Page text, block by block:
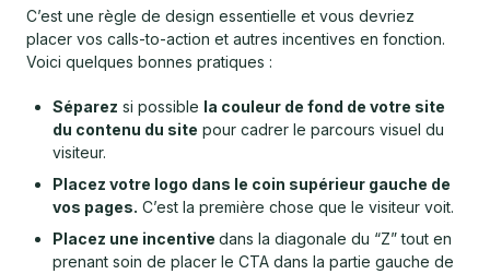
C’est une règle de design essentielle et vous devriez
placer vos calls-to-action et autres incentives en fonction.
Voici quelques bonnes pratiques :
Séparez si possible la couleur de fond de votre site
du contenu du site pour cadrer le parcours visuel du
visiteur.
Placez votre logo dans le coin supérieur gauche de
vos pages. C’est la première chose que le visiteur voit.
Placez une incentive dans la diagonale du “Z” tout en
prenant soin de placer le CTA dans la partie gauche de